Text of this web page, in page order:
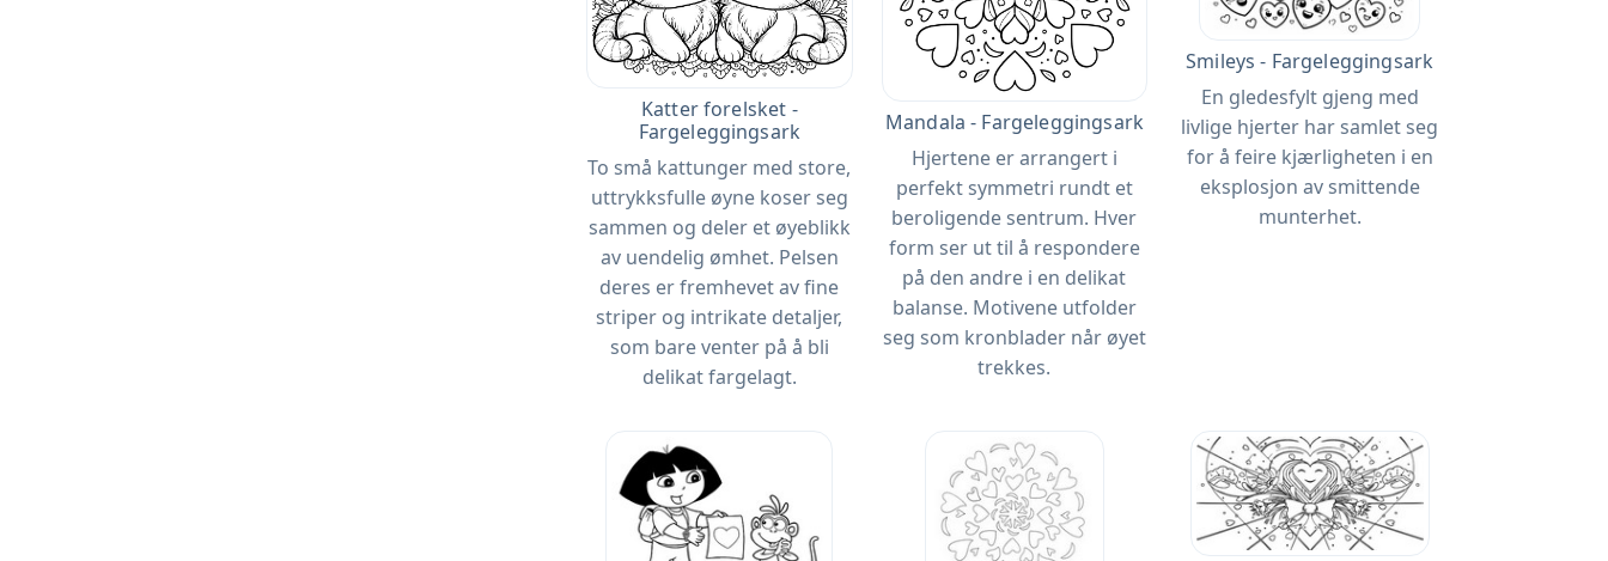
Katter forelsket -
Fargeleggingsark
To små kattunger med store,
uttrykksfulle øyne koser seg
sammen og deler et øyeblikk
av uendelig ømhet. Pelsen
deres er fremhevet av fine
striper og intrikate detaljer,
som bare venter på å bli
delikat fargelagt.
Mandala - Fargeleggingsark
Hjertene er arrangert i
perfekt symmetri rundt et
beroligende sentrum. Hver
form ser ut til å respondere
på den andre i en delikat
balanse. Motivene utfolder
seg som kronblader når øyet
trekkes.
Smileys - Fargeleggingsark
En gledesfylt gjeng med
livlige hjerter har samlet seg
for å feire kjærligheten i en
eksplosjon av smittende
munterhet.